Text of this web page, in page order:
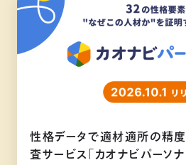
性格データで適材適所の精
査サービス「カオナビパーソ